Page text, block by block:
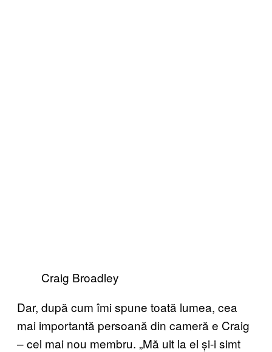
Craig Broadley
Dar, după cum îmi spune toată lumea, cea
mai importantă persoană din cameră e Craig
– cel mai nou membru. „Mă uit la el și-i simt